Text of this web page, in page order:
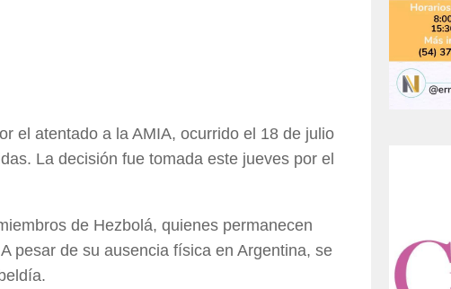
el atentado a la AMIA, ocurrido el 18 de julio
La decisión fue tomada este jueves por el
de Hezbolá, quienes permanecen
pesar de su ausencia física en Argentina, se